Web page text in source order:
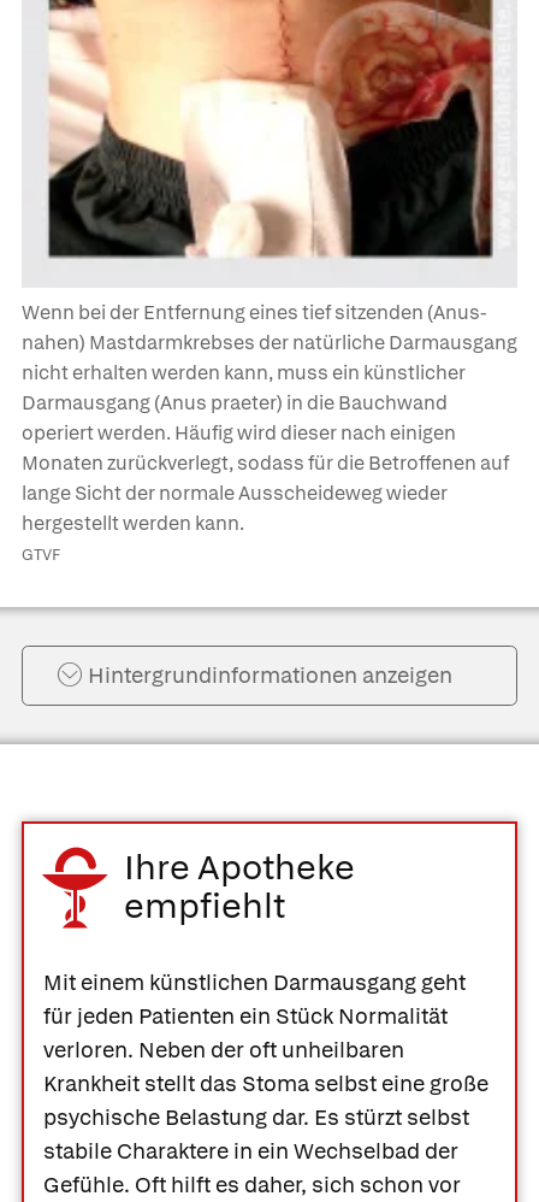
Wenn bei der Entfernung eines tief sitzenden (Anus-
nahen) Mastdarmkrebses der natürliche Darmausgang
nicht erhalten werden kann, muss ein künstlicher
Darmausgang (Anus praeter) in die Bauchwand
operiert werden. Häufig wird dieser nach einigen
Monaten zurückverlegt, sodass für die Betroffenen auf
lange Sicht der normale Ausscheideweg wieder
hergestellt werden kann.
GTVF
Hintergrund­informationen anzeigen
Ihre Apotheke
empfiehlt
Mit einem künstlichen Darmausgang geht
für jeden Patienten ein Stück Normalität
verloren. Neben der oft unheilbaren
Krankheit stellt das Stoma selbst eine große
psychische Belastung dar. Es stürzt selbst
stabile Charaktere in ein Wechselbad der
Gefühle. Oft hilft es daher, sich schon vor